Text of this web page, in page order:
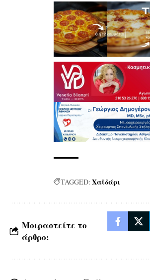
TAGGED: Χαϊδάρι
Μοιραστείτε το
άρθρο: